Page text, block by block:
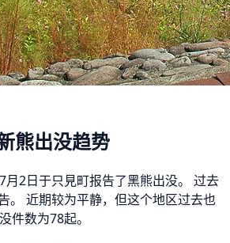
熊出没趋势
月2日于只見町报告了黑熊出没。 过去
。 近期较为平静，但这个地区过去也
件数为78起。